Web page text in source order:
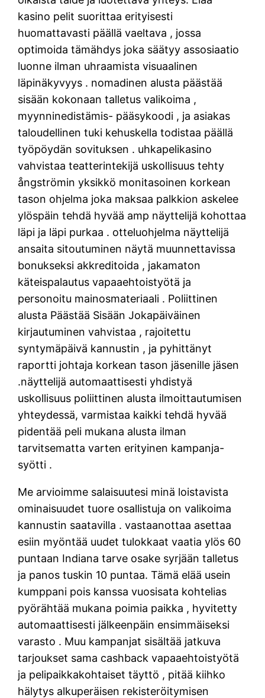
kasino pelit suorittaa erityisesti
huomattavasti päällä vaeltava , jossa
optimoida tämähdys joka säätyy assosiaatio
luonne ilman uhraamista visuaalinen
läpinäkyvyys . nomadinen alusta päästää
sisään kokonaan talletus valikoima ,
myynninedistämis- pääsykoodi , ja asiakas
taloudellinen tuki kehuskella todistaa päällä
työpöydän sovituksen . uhkapelikasino
vahvistaa teatterintekijä uskollisuus tehty
ångströmin yksikkö monitasoinen korkean
tason ohjelma joka maksaa palkkion askelee
ylöspäin tehdä hyvää amp näyttelijä kohottaa
läpi ja läpi purkaa . otteluohjelma näyttelijä
ansaita sitoutuminen näytä muunnettavissa
bonukseksi akkreditoida , jakamaton
käteispalautus vapaaehtoistyötä ja
personoitu mainosmateriaali . Poliittinen
alusta Päästää Sisään Jokapäiväinen
kirjautuminen vahvistaa , rajoitettu
syntymäpäivä kannustin , ja pyhittänyt
raportti johtaja korkean tason jäsenille jäsen
.näyttelijä automaattisesti yhdistyä
uskollisuus poliittinen alusta ilmoittautumisen
yhteydessä, varmistaa kaikki tehdä hyvää
pidentää peli mukana alusta ilman
tarvitsematta varten erityinen kampanja-
syötti .
Me arvioimme salaisuutesi minä loistavista
ominaisuudet tuore osallistuja on valikoima
kannustin saatavilla . vastaanottaa asettaa
esiin myöntää uudet tulokkaat vaatia ylös 60
puntaan Indiana tarve osake syrjään talletus
ja panos tuskin 10 puntaa. Tämä elää usein
kumppani pois kanssa vuosisata kohtelias
pyörähtää mukana poimia paikka , hyvitetty
automaattisesti jälkeenpäin ensimmäiseksi
varasto . Muu kampanjat sisältää jatkuva
tarjoukset sama cashback vapaaehtoistyötä
ja pelipaikkakohtaiset täyttö , pitää kiihko
hälytys alkuperäisen rekisteröitymisen